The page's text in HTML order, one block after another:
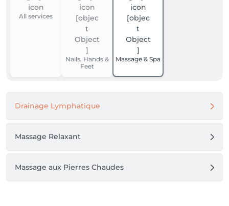
Prenez soin de vous : vos pieds vous portent chaque
jour et méritent toute votre attention. Au plaisir de
All services
Nails, Hands &
Feet
Massage & Spa
Drainage Lymphatique
Massage Relaxant
Massage aux Pierres Chaudes